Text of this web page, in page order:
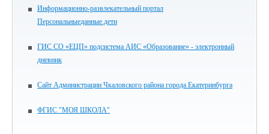
Информационно-развлекательный портал
Персональныеданные.дети
ГИС СО «ЕЦП» подсистема АИС «Образование» - электронный
дневник
Сайт Администрации Чкаловского района города Екатеринбурга
ФГИС "МОЯ ШКОЛА"